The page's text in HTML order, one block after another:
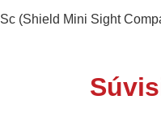
(Shield Mini Sight